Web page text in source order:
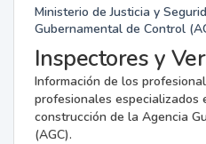
Ministerio de Justicia y
Gubernamental de Control
Información de los
profesionales especializados
construcción de la Agencia
(AGC).